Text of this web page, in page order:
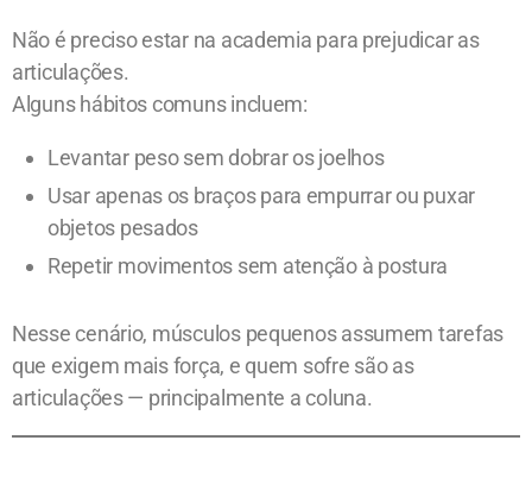
Não é preciso estar na academia para prejudicar as
articulações.
Alguns hábitos comuns incluem:
Levantar peso sem dobrar os joelhos
Usar apenas os braços para empurrar ou puxar
objetos pesados
Repetir movimentos sem atenção à postura
Nesse cenário, músculos pequenos assumem tarefas
que exigem mais força, e quem sofre são as
articulações — principalmente a coluna.